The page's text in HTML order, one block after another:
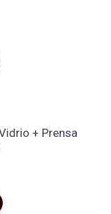
+ Prensa